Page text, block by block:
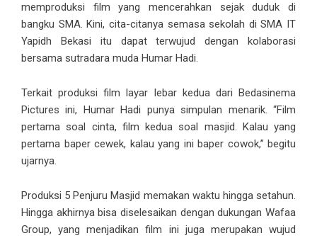
memproduksi film yang mencerahkan sejak duduk di
bangku SMA. Kini, cita-citanya semasa sekolah di SMA IT
Yapidh Bekasi itu dapat terwujud dengan kolaborasi
bersama sutradara muda Humar Hadi.
Terkait produksi film layar lebar kedua dari Bedasinema
Pictures ini, Humar Hadi punya simpulan menarik. “Film
pertama soal cinta, film kedua soal masjid. Kalau yang
pertama baper cewek, kalau yang ini baper cowok,” begitu
ujarnya.
Produksi 5 Penjuru Masjid memakan waktu hingga setahun.
Hingga akhirnya bisa diselesaikan dengan dukungan Wafaa
Group, yang menjadikan film ini juga merupakan wujud